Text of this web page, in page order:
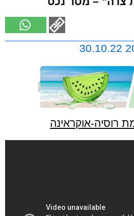
רוסיה-אוקראינה